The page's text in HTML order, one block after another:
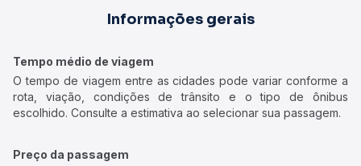
Informações gerais
Tempo médio de viagem
O tempo de viagem entre as cidades pode variar conforme a
rota, viação, condições de trânsito e o tipo de ônibus
escolhido. Consulte a estimativa ao selecionar sua passagem.
Preço da passagem